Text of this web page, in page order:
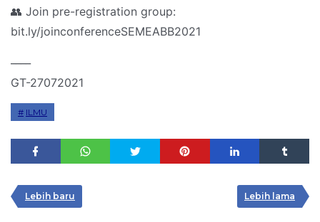
👥 Join pre-registration group:
bit.ly/joinconferenceSEMEABB2021
GT-27072021
ILMU
Lebih baru Lebih lama